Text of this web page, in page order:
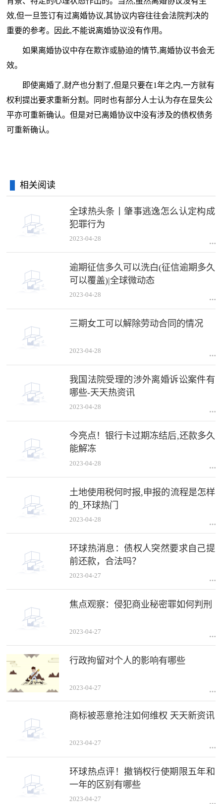
效,但一旦签订有过离婚协议,其协议内容往往会法院判决的
重要的参考。因此,不能说离婚协议没有作用。
如果离婚协议中存在欺诈或胁迫的情节,离婚协议书会无
效。
即使离婚了,财产也分割了,但是只要在1年之内,一方就有
权利提出要求重新分割。同时也有部分人士认为存在显失公
平亦可重新确认。但是对已离婚协议中没有涉及的债权债务
可重新确认。
相关阅读
全球热头条丨肇事逃逸怎么认定构成
犯罪行为
2023-04-28
逾期征信多久可以洗白(征信逾期多久
可以覆盖)|全球微动态
2023-04-28
三期女工可以解除劳动合同的情况
2023-04-28
我国法院受理的涉外离婚诉讼案件有
哪些-天天热资讯
2023-04-28
今亮点！银行卡过期冻结后,还款多久
能解冻
2023-04-28
土地使用税何时报,申报的流程是怎样
的_环球热门
2023-04-28
环球热消息：债权人突然要求自己提
前还款，合法吗？
2023-04-27
焦点观察：侵犯商业秘密罪如何判刑
2023-04-27
行政拘留对个人的影响有哪些
2023-04-27
商标被恶意抢注如何维权 天天新资讯
2023-04-27
环球热点评！撤销权行使期限五年和
一年的区别有哪些
2023-04-27